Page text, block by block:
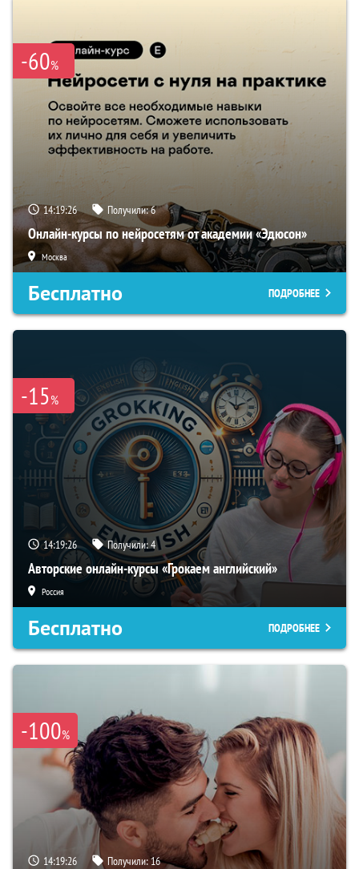
-60%
14:19:25 Получили:6
Онлайн-курсы по нейросетям от академии «Эдюсон»
Москва
Бесплатно ПОДРОБНЕЕ
-15%
14:19:25 Получили:4
Авторские онлайн-курсы «Грокаем английский»
Россия
Бесплатно ПОДРОБНЕЕ
-100%
14:19:25 Получили:16